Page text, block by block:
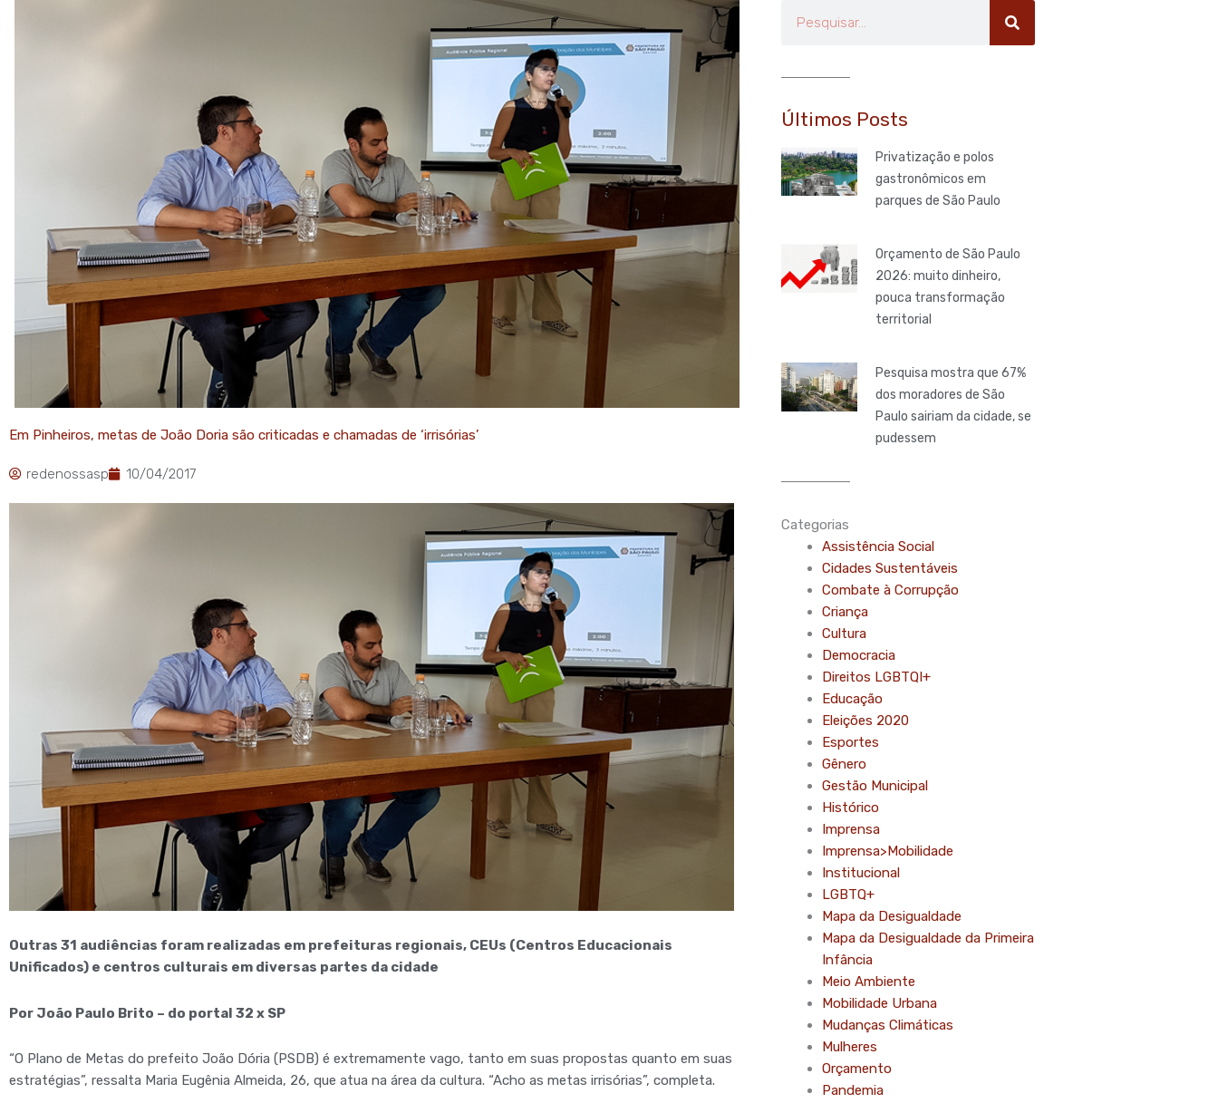
Em Pinheiros, metas de João Doria são criticadas e chamadas de ‘irrisórias’
redenossasp 10/04/2017
Outras 31 audiências foram realizadas em prefeituras regionais, CEUs (Centros Educacionais
Unificados) e centros culturais em diversas partes da cidade
Por João Paulo Brito – do portal 32 x SP
“O Plano de Metas do prefeito João Dória (PSDB) é extremamente vago, tanto em suas propostas quanto em suas
estratégias”, ressalta Maria Eugênia Almeida, 26, que atua na área da cultura. “Acho as metas irrisórias”, completa.
Últimos Posts
Privatização e polos
gastronômicos em
parques de São Paulo
Orçamento de São Paulo
2026: muito dinheiro,
pouca transformação
territorial
Pesquisa mostra que 67%
dos moradores de São
Paulo sairiam da cidade, se
pudessem
Categorias
Assistência Social
Cidades Sustentáveis
Combate à Corrupção
Criança
Cultura
Democracia
Direitos LGBTQI+
Educação
Eleições 2020
Esportes
Gênero
Gestão Municipal
Histórico
Imprensa
Imprensa>Mobilidade
Institucional
LGBTQ+
Mapa da Desigualdade
Mapa da Desigualdade da Primeira
Infância
Meio Ambiente
Mobilidade Urbana
Mudanças Climáticas
Mulheres
Orçamento
Pandemia